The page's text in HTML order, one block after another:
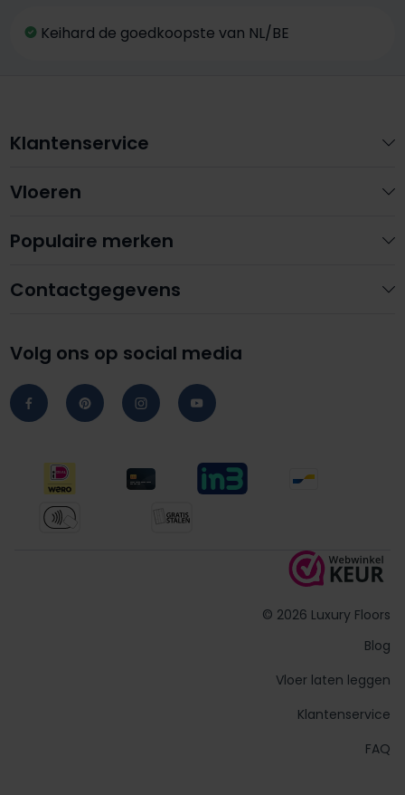
Keihard de goedkoopste van NL/BE
Contactgegevens
Volg ons op social media
Klantenservice
Vloeren
Populaire merken
© 2026 Luxury Floors
Blog
Vloer laten leggen
Klantenservice
FAQ